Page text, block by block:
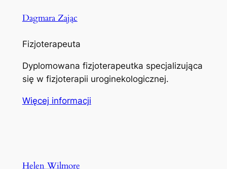
Dagmara Zając
Fizjoterapeuta
Dyplomowana fizjoterapeutka specjalizująca
się w fizjoterapii uroginekologicznej.
Więcej informacji
Helen Wilmore